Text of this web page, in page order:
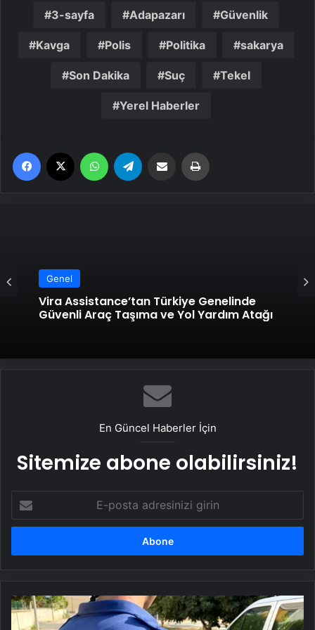
3-sayfa Adapazarı Güvenlik
Kavga Polis Politika sakarya
Son Dakika Suç Tekel
Yerel Haberler
Facebook WhatsApp Email'den paylaş
Genel
Vira Assistance’tan Türkiye Genelinde
Güvenli Araç Taşıma ve Yol Yardım Atağı
En Güncel Haberler İçin
Sitemize abone olabilirsiniz!
posta
adresinizi
Aydın'da
Bıçaklama: